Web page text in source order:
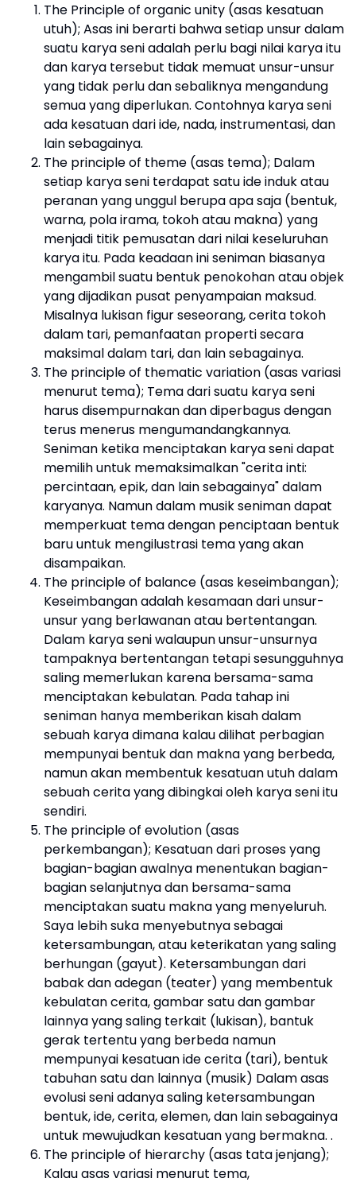
The Principle of organic unity (asas kesatuan
utuh); Asas ini berarti bahwa setiap unsur dalam
suatu karya seni adalah perlu bagi nilai karya itu
dan karya tersebut tidak memuat unsur-unsur
yang tidak perlu dan sebaliknya mengandung
semua yang diperlukan. Contohnya karya seni
ada kesatuan dari ide, nada, instrumentasi, dan
lain sebagainya.
The principle of theme (asas tema); Dalam
setiap karya seni terdapat satu ide induk atau
peranan yang unggul berupa apa saja (bentuk,
warna, pola irama, tokoh atau makna) yang
menjadi titik pemusatan dari nilai keseluruhan
karya itu. Pada keadaan ini seniman biasanya
mengambil suatu bentuk penokohan atau objek
yang dijadikan pusat penyampaian maksud.
Misalnya lukisan figur seseorang, cerita tokoh
dalam tari, pemanfaatan properti secara
maksimal dalam tari, dan lain sebagainya.
The principle of thematic variation (asas variasi
menurut tema); Tema dari suatu karya seni
harus disempurnakan dan diperbagus dengan
terus menerus mengumandangkannya.
Seniman ketika menciptakan karya seni dapat
memilih untuk memaksimalkan "cerita inti:
percintaan, epik, dan lain sebagainya" dalam
karyanya. Namun dalam musik seniman dapat
memperkuat tema dengan penciptaan bentuk
baru untuk mengilustrasi tema yang akan
disampaikan.
The principle of balance (asas keseimbangan);
Keseimbangan adalah kesamaan dari unsur-
unsur yang berlawanan atau bertentangan.
Dalam karya seni walaupun unsur-unsurnya
tampaknya bertentangan tetapi sesungguhnya
saling memerlukan karena bersama-sama
menciptakan kebulatan. Pada tahap ini
seniman hanya memberikan kisah dalam
sebuah karya dimana kalau dilihat perbagian
mempunyai bentuk dan makna yang berbeda,
namun akan membentuk kesatuan utuh dalam
sebuah cerita yang dibingkai oleh karya seni itu
sendiri.
The principle of evolution (asas
perkembangan); Kesatuan dari proses yang
bagian-bagian awalnya menentukan bagian-
bagian selanjutnya dan bersama-sama
menciptakan suatu makna yang menyeluruh.
Saya lebih suka menyebutnya sebagai
ketersambungan, atau keterikatan yang saling
berhungan (gayut). Ketersambungan dari
babak dan adegan (teater) yang membentuk
kebulatan cerita, gambar satu dan gambar
lainnya yang saling terkait (lukisan), bantuk
gerak tertentu yang berbeda namun
mempunyai kesatuan ide cerita (tari), bentuk
tabuhan satu dan lainnya (musik) Dalam asas
evolusi seni adanya saling ketersambungan
bentuk, ide, cerita, elemen, dan lain sebagainya
untuk mewujudkan kesatuan yang bermakna. .
The principle of hierarchy (asas tata jenjang);
Kalau asas variasi menurut tema,